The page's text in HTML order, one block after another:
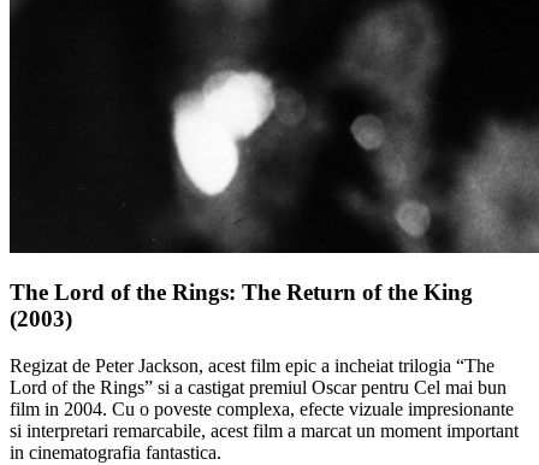
The Lord of the Rings: The Return of the King
(2003)
Regizat de Peter Jackson, acest film epic a incheiat trilogia “The
Lord of the Rings” si a castigat premiul Oscar pentru Cel mai bun
film in 2004. Cu o poveste complexa, efecte vizuale impresionante
si interpretari remarcabile, acest film a marcat un moment important
in cinematografia fantastica.